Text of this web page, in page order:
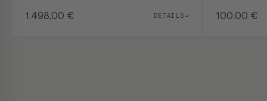
1.498,00 € DETAILS→ 100,00 €